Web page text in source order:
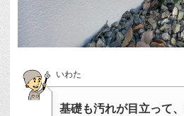
いわた
基礎も汚れが目立って